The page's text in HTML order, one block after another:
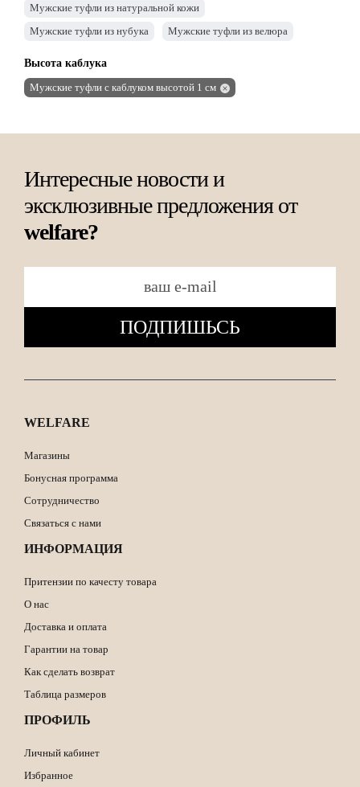
Мужские туфли из натуральной кожи
Мужские туфли из нубука
Мужские туфли из велюра
Высота каблука
Мужские туфли с каблуком высотой 1 см
Интересные новости и
эксклюзивные предложения от
welfare?
ПОДПИШЬСЬ
WELFARE
Магазины
Бонусная программа
Сотрудничество
Связаться с нами
ИНФОРМАЦИЯ
Притензии по качесту товара
О нас
Доставка и оплата
Гарантии на товар
Как сделать возврат
Таблица размеров
ПРОФИЛЬ
Личный кабинет
Избранное